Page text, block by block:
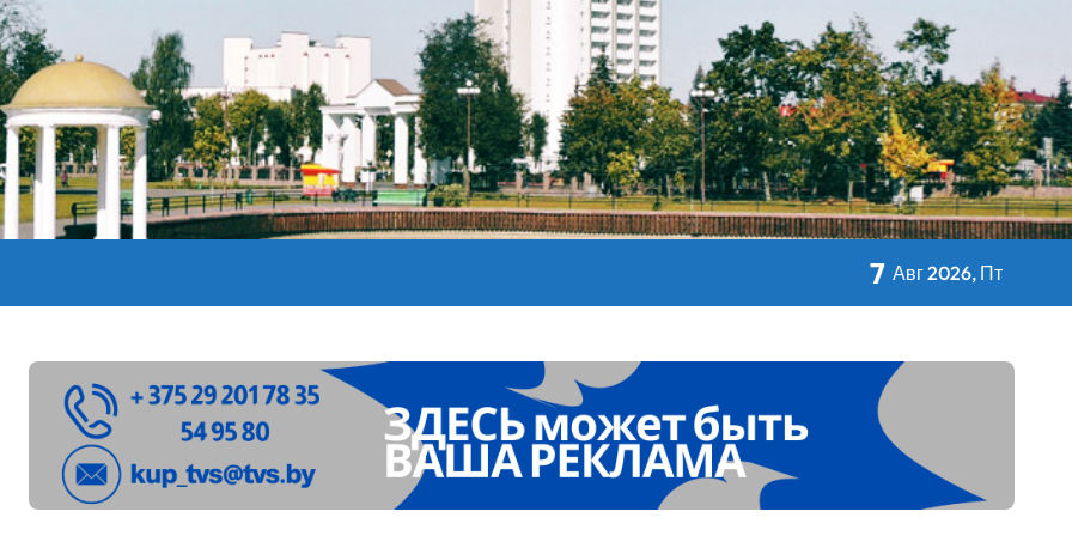
в Беларуси из-за жары
аппараты. Минобразования об изменениях в школьном питании
из Молодечно о 50-килограммовом каравае для Дворца Независимости
детей с 1 сентября, рассказали в правительстве
рассказали о погоде на сегодня
7 Авг 2026, Пт